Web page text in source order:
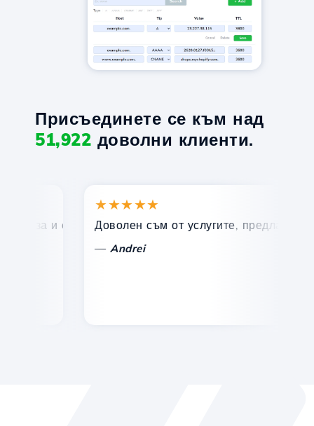
Присъединете се към над
51,922 доволни клиенти.
и ефективна техническа поддръжка.
★★★★★
Доволен съм от услугите, предлагани от
Andrei